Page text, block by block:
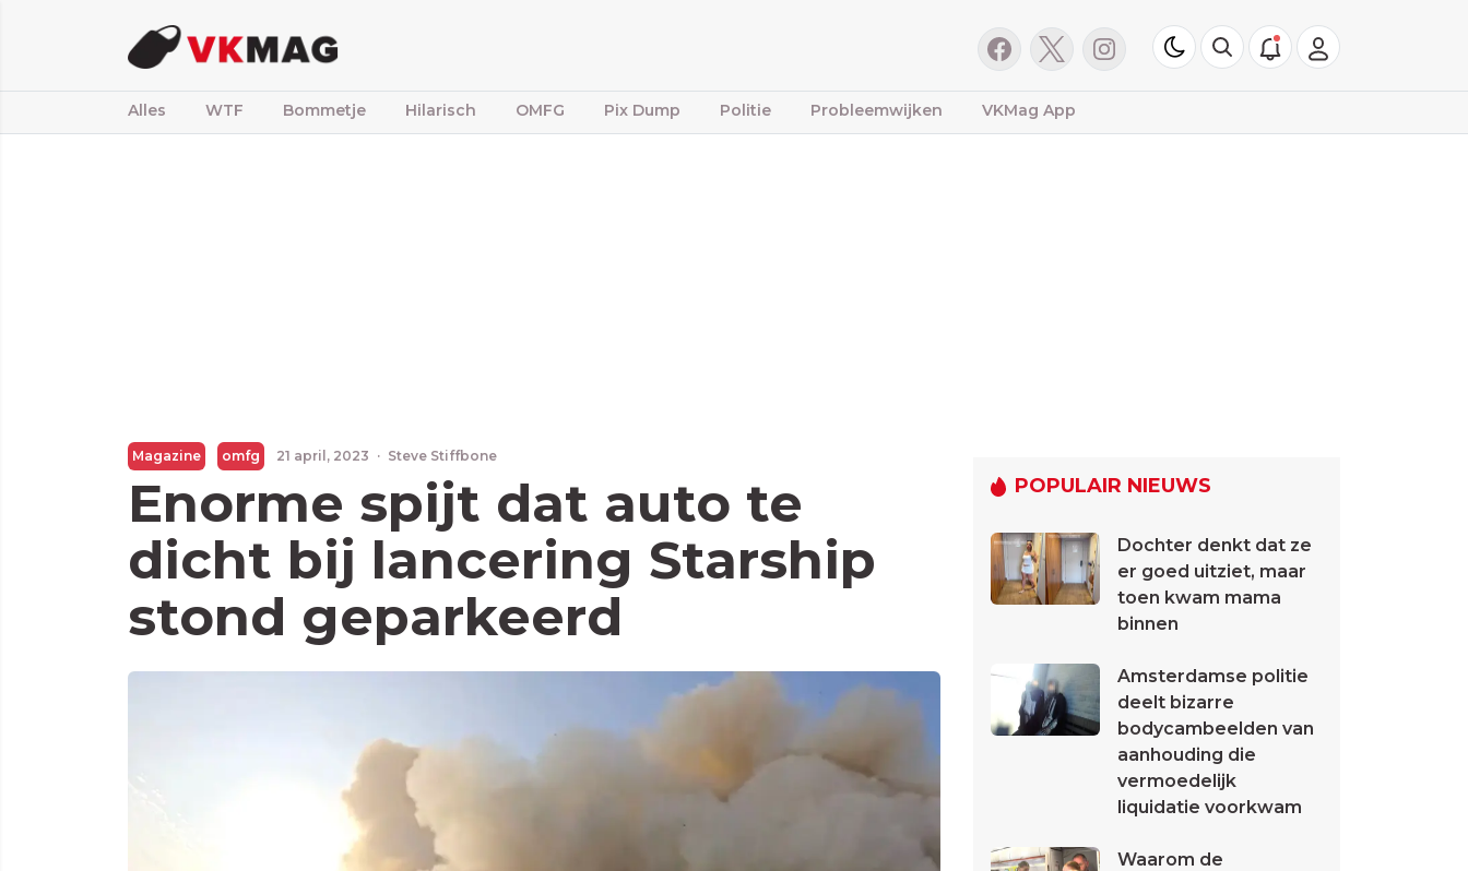
Alles WTF Bommetje Hilarisch OMFG Pix Dump Politie Probleemwijken VKMag App
Magazine omfg 21 april, 2023 · Steve Stiffbone
Enorme spijt dat auto te
dicht bij lancering Starship
stond geparkeerd
POPULAIR NIEUWS
Dochter denkt dat ze
er goed uitziet, maar
toen kwam mama
binnen
Amsterdamse politie
deelt bizarre
bodycambeelden van
aanhouding die
vermoedelijk
liquidatie voorkwam
Waarom de